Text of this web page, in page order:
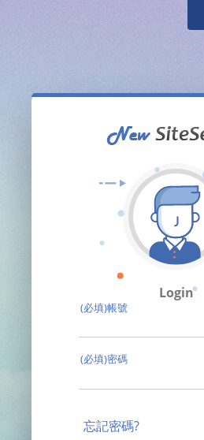
Login
(必填)帳號
(必填)密碼
忘記密碼?